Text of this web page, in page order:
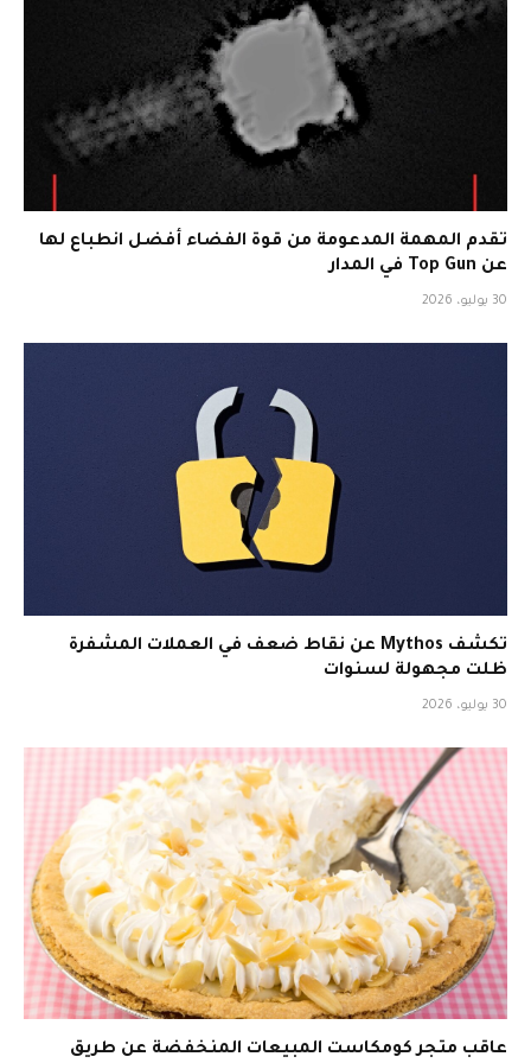
تقدم المهمة المدعومة من قوة الفضاء أفضل انطباع لها
عن Top Gun في المدار
30 يوليو، 2026
تكشف Mythos عن نقاط ضعف في العملات المشفرة
ظلت مجهولة لسنوات
30 يوليو، 2026
عاقب متجر كومكاست المبيعات المنخفضة عن طريق